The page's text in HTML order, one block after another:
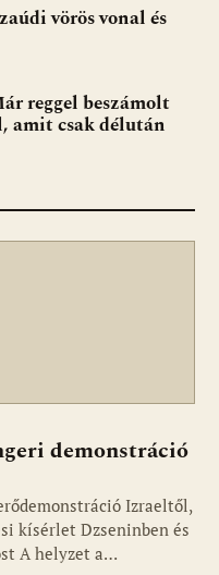
m
vörös vonal és
reggel beszámolt
amit csak délután
demonstráció
Izraeltől,
kísérlet Dzseninben és
A helyzet a…